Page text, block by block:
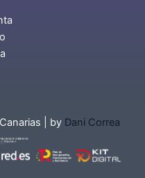
| by Dani Correa